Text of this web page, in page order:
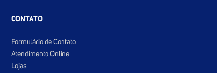
CONTATO
Formulário de Contato
Atendimento Online
Lojas